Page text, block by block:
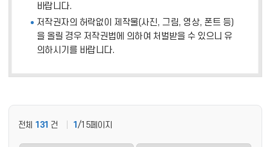
바랍니다.
저작권자의 허락없이 제작물(사진, 그림, 영상, 폰트 등)
을 올릴 경우 저작권법에 의하여 처벌받을 수 있으니 유
의하시기를 바랍니다.
전체 131 건 1 /15페이지